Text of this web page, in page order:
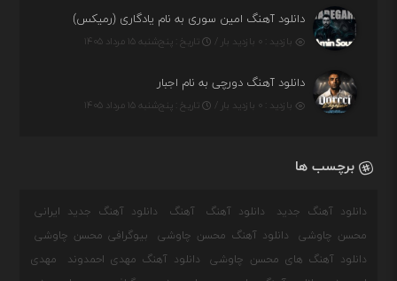
دانلود آهنگ امین سوری به نام یادگاری (رمیکس)
بازدید : ۰ بازدید بار / تاریخ : پنج‌شنبه ۱۵ مرداد ۱۴۰۵
دانلود آهنگ دورچی به نام اجبار
بازدید : ۰ بازدید بار / تاریخ : پنج‌شنبه ۱۵ مرداد ۱۴۰۵
برچسب ها
دانلود آهنگ جدید دانلود آهنگ آهنگ
دانلود آهنگ جدید ایرانی
محسن چاوشی
دانلود آهنگ محسن چاوشی
بیوگرافی محسن چاوشی
دانلود آهنگ های محسن چاوشی
دانلود آهنگ مهدی احمدوند
مهدی